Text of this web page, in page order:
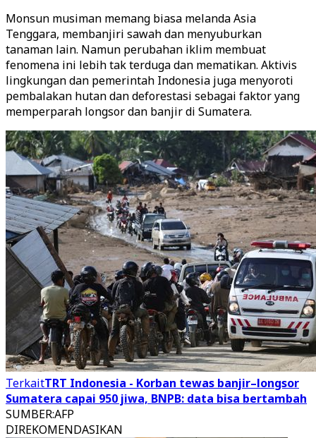
Monsun musiman memang biasa melanda Asia
Tenggara, membanjiri sawah dan menyuburkan
tanaman lain. Namun perubahan iklim membuat
fenomena ini lebih tak terduga dan mematikan. Aktivis
lingkungan dan pemerintah Indonesia juga menyoroti
pembalakan hutan dan deforestasi sebagai faktor yang
memperparah longsor dan banjir di Sumatera.
TerkaitTRT Indonesia - Korban tewas banjir–longsor
Sumatera capai 950 jiwa, BNPB: data bisa bertambah
SUMBER:AFP
DIREKOMENDASIKAN